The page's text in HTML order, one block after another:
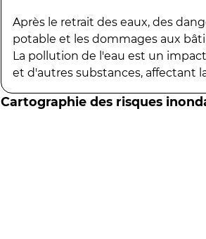
Après le retrait des eaux, des
potable et les dommages aux
La pollution de l'eau est un
et d'autres substances, affectant
Cartographie des risques